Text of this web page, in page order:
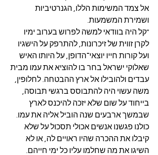
אל צמד המשימות הללו, הגנרטיביות
ושמירת המשמעות.
"קל היה בוודאי למשה לפרוש בערוב ימיו
לקרן זווית של זיכרונות, להתרפק על הישגיו
ועל קורות חייו יוצאי־הדופן, על היותו האיש
שאלוקי ישראל בחר בו להוציא את עמו מבית
עבדים ולהובילו אל ארץ ההבטחה. לחלופין,
משה עשוי היה להתבוסס ברגשי תבוסה,
בייחוד על שום שלא יזכה להיכנס לארץ
שבמשך ארבעים שנה הוביל אליה את עמו.
כולנו פגשנו אנשים אכולי תסכול על שלא
קיבלו את ההכרה שהיו ראויים לה, או לא
השיגו את מה שחלמו עליו כל ימי חייהם.